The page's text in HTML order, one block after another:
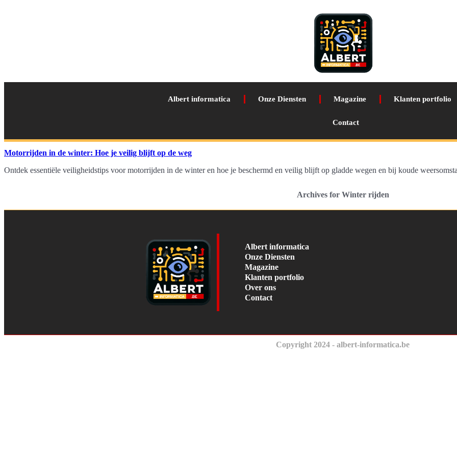
Albert informatica Onze Diensten Magazine Klanten portfolio
Contact
Motorrijden in de winter: Hoe je veilig blijft op de weg
Ontdek essentiële veiligheidstips voor motorrijden in de winter en hoe je beschermd en veilig blijft op gladde wegen en bij koude
Archives for Winter rijden
Albert informatica
Onze Diensten
Magazine
Klanten portfolio
Over ons
Contact
Copyright 2024 - albert-informatica.be